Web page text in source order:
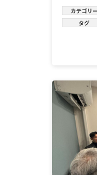
カテゴリー
タグ